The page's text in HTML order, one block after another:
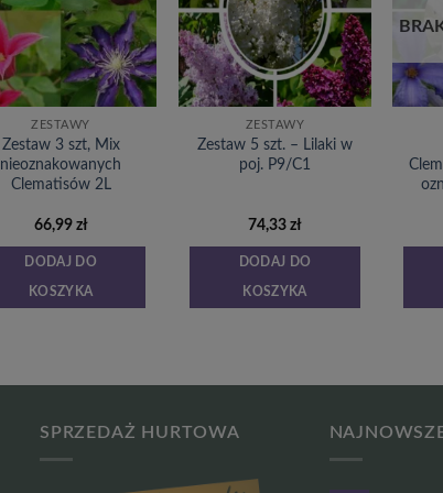
listy
życzeń
ZESTAWY
Zestaw 3 szt, Mix
nieoznakowanych
Clematisów 2L
66,99 zł
DODAJ DO
KOSZYKA
listy
życzeń
ZESTAWY
Zestaw 5 szt. – Lilaki w
poj. P9/C1
74,33 zł
DODAJ DO
KOSZYKA
SPRZEDAŻ HURTOWA